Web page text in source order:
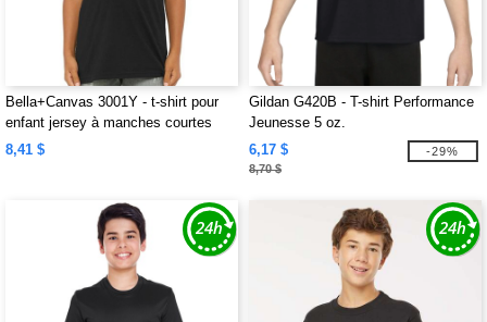
Bella+Canvas 3001Y - t-shirt pour
enfant jersey à manches courtes
8,41 $
Gildan G420B - T-shirt Performance
Jeunesse 5 oz.
6,17 $
8,70 $
-29%